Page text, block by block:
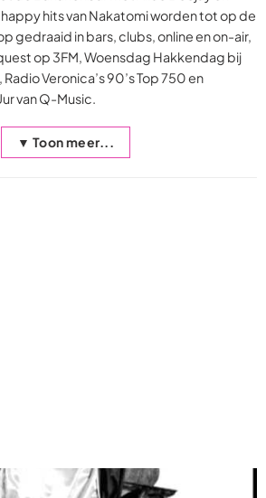
hits van Nakatomi worden tot op de
gedraaid in bars, clubs, online en on-air,
op 3FM, Woensdag Hakkendag bij
Veronica’s 90’s Top 750 en
van Q-Music.
▼ Toon meer...